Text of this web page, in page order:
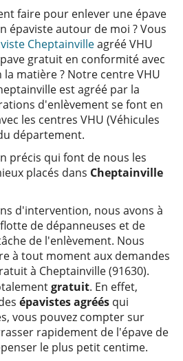
faire pour enlever une épave
épaviste autour de moi ? Vous
Cheptainvilleagréé VHU
gratuit en conformité avec
matière ? Notre centre VHU
est agréé par la
d'enlèvement se font en
les centres VHU (Véhicules
département.
précis qui font de nous les
placés dans Cheptainville
d'intervention, nous avons à
de dépanneuses et de
de l'enlèvement. Nous
à tout moment aux demandes
à Cheptainville (91630).
gratuit. En effet,
épavistes agréés qui
vous pouvez compter sur
rapidement de l'épave de
le plus petit centime.